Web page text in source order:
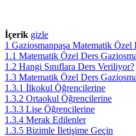
İçerik gizle
1 Gaziosmanpaşa Matematik
1.1 Matematik Özel Ders
1.2 Hangi Sınıflara Ders Veriliyor?
1.3 Matematik Özel Ders
1.3.1 İlkokul Öğrencilerine
1.3.2 Ortaokul Öğrencilerine
1.3.3 Lise Öğrencilerine
1.3.4 Merak Edilenler
1.3.5 Bizimle İletişime Geçin